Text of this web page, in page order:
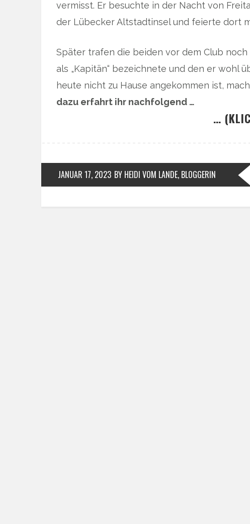
vermisst. Er besuchte in der Nacht von
der Lübecker Altstadtinsel und feierte dort
Später trafen die beiden vor dem Club
als „Kapitän“ bezeichnete und den er wohl
heute nicht zu Hause angekommen ist,
dazu erfahrt ihr nachfolgend …
…
JANUAR 17, 2023 BY HEIDI VOM LANDE, BLOGGERIN